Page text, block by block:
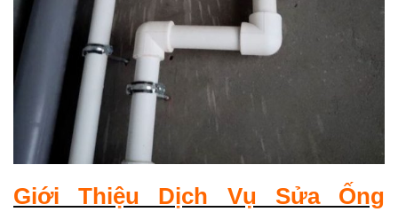
Giới Thiệu Dịch Vụ Sửa Ống